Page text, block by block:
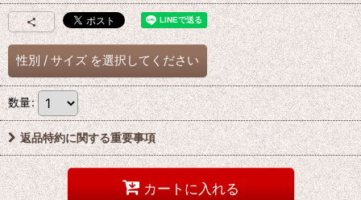
性別 / サイズ を選択してください
数量:
返品特約に関する重要事項
カートに入れる